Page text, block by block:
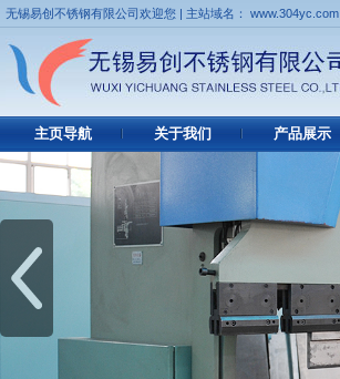
无锡易创不锈钢有限公司欢迎您 | 主站域名： www.304yc.com
主页导航 关于我们 产品展示